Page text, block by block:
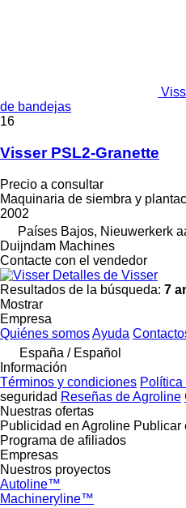
de bandejas
16
Visser PSL2-Granette
Precio a consultar
Maquinaria de siembra y
2002
Países Bajos, Nieuwerkerk
Duijndam Machines
Contacte con el vendedor
Detalles de Visser
Resultados de la búsqueda: 7
Mostrar
Empresa
Quiénes somosAyuda
España / Español
Información
Términos y condiciones Política
seguridad Reseñas de Agroline
Nuestras ofertas
Publicidad en Agroline Publicar
Programa de afiliados
Empresas
Nuestros proyectos
Autoline™
Machineryline™